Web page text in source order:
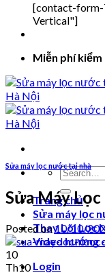
[contact-
Vertical"]
Miễn phí
Search
for:
Trang chủ
Sửa máy lọc
Thay Lõi Lọc
Video hướng
Login
Sửa máy lọc nước tại nhà
Sửa Máy
Posted on10/10/
10
Th10